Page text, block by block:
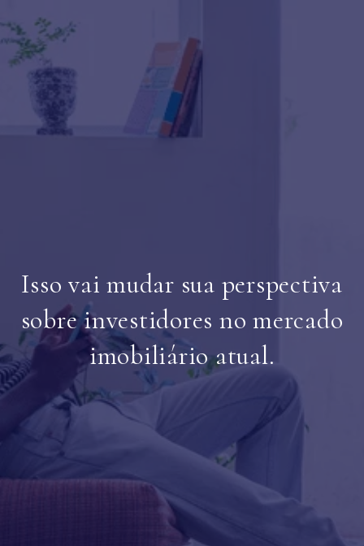
Isso vai mudar sua perspectiva
sobre investidores no mercado
imobiliário atual.